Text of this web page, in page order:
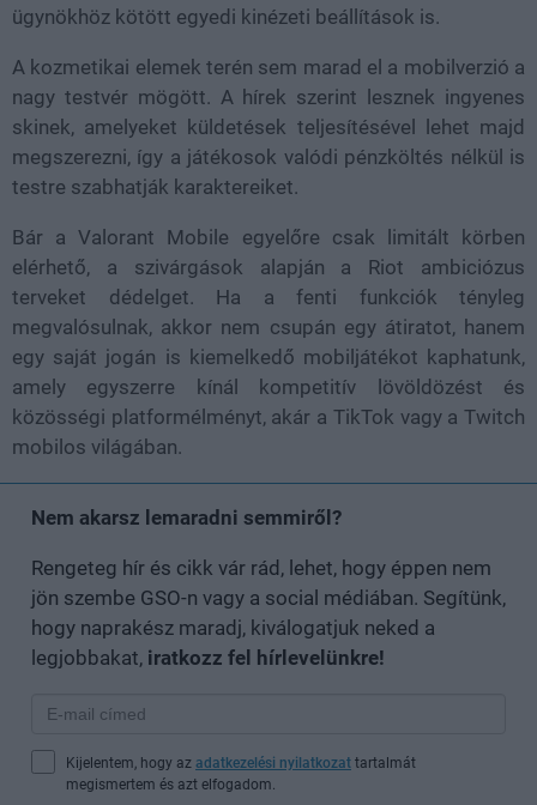
ügynökhöz kötött egyedi kinézeti beállítások is.
A kozmetikai elemek terén sem marad el a mobilverzió a
nagy testvér mögött. A hírek szerint lesznek ingyenes
skinek, amelyeket küldetések teljesítésével lehet majd
megszerezni, így a játékosok valódi pénzköltés nélkül is
testre szabhatják karaktereiket.
Bár a Valorant Mobile egyelőre csak limitált körben
elérhető, a szivárgások alapján a Riot ambiciózus
terveket dédelget. Ha a fenti funkciók tényleg
megvalósulnak, akkor nem csupán egy átiratot, hanem
egy saját jogán is kiemelkedő mobiljátékot kaphatunk,
amely egyszerre kínál kompetitív lövöldözést és
közösségi platformélményt, akár a TikTok vagy a Twitch
mobilos világában.
Nem akarsz lemaradni semmiről?
Rengeteg hír és cikk vár rád, lehet, hogy éppen nem
jön szembe GSO-n vagy a social médiában. Segítünk,
hogy naprakész maradj, kiválogatjuk neked a
legjobbakat, iratkozz fel hírlevelünkre!
Kijelentem, hogy az adatkezelési nyilatkozat tartalmát
megismertem és azt elfogadom.